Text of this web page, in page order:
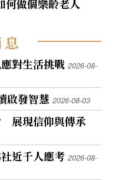
做個樂齡老人
息
對生活挑戰2026-08-
啟發智慧2026-08-03
展現信仰與傳承
近千人應考2026-08-